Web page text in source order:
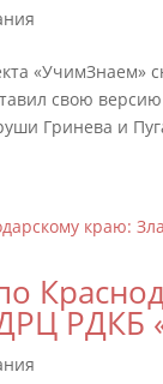
свою
Гринева и
РДКБ